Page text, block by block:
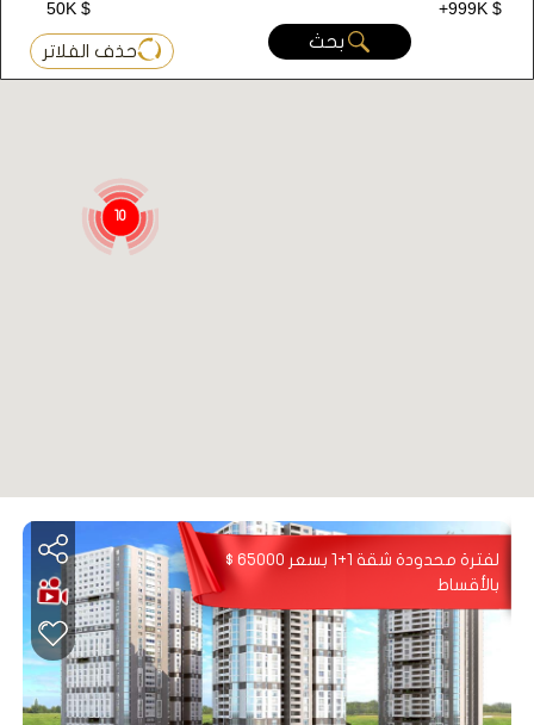
تم انشاء المشروع على مساحة أرض 5.000 م2 يتضمنها
مساحات خضراء وحدائق ومسطحات مائية ويتألف من 4
أبنية سكنية
بارتفاع 11 طابق وبعدد شقق إجمالي 217 شقة من نوع
ال1+1 / 2+1/ 3+1 /. بالإضافة لمحلات تجارية ومطاعم
وكفتريات
50K $
+999K $
بحث
حذف الفلاتر
10
لفترة محدودة شقة 1+1 بسعر 65000 $
بالأقساط